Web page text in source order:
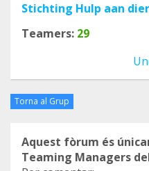
Stichting Hulp aan
Teamers: 29
Torna al Grup
Aquest fòrum és
Teaming Managers